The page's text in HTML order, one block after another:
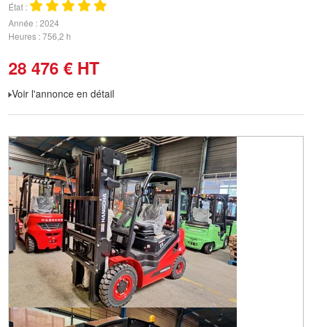
État
Année 2024
Heures 756,2 h
28 476 € HT
Voir l'annonce en détail